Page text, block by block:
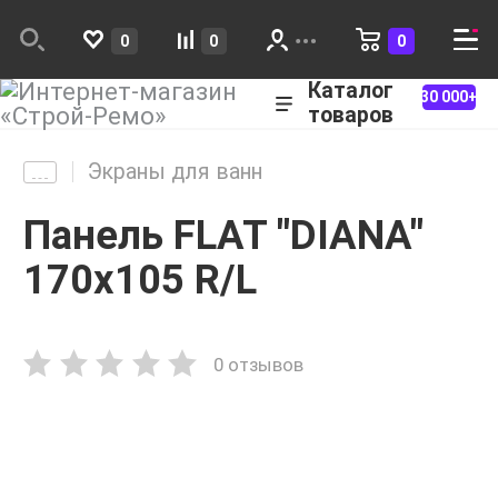
0 0 0
Каталог
товаров
30 000+
Экраны для ванн
Панель FLAT "DIANA"
170х105 R/L
0 отзывов